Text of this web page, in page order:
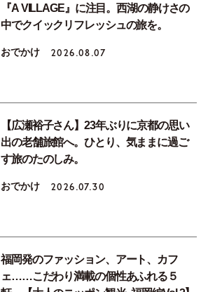
『A VILLAGE』に注目。西湖の静けさの
中でクイックリフレッシュの旅を。
おでかけ 2026.08.07
【広瀬裕子さん】23年ぶりに京都の思い
出の老舗旅館へ。ひとり、気ままに過ご
す旅のたのしみ。
おでかけ 2026.07.30
福岡発のファッション、アート、カフ
ェ……こだわり満載の個性あふれる５